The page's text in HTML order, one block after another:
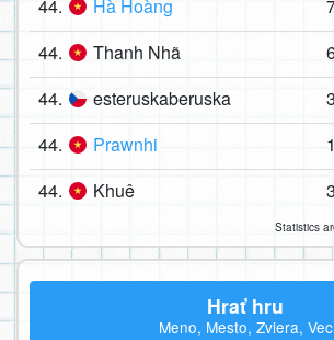
44. Hà Hoàng
44. Thanh Nhã
44. esteruskaberuska 3
44. Prawnhi 1
44. Khuê 3
Statistics
Hrať hru
Meno, Mesto, Zviera, Vec